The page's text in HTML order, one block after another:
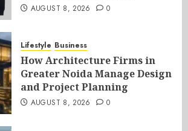
AUGUST 8, 2026 0
Lifestyle Business
How Architecture Firms in
Greater Noida Manage Design
and Project Planning
AUGUST 8, 2026 0